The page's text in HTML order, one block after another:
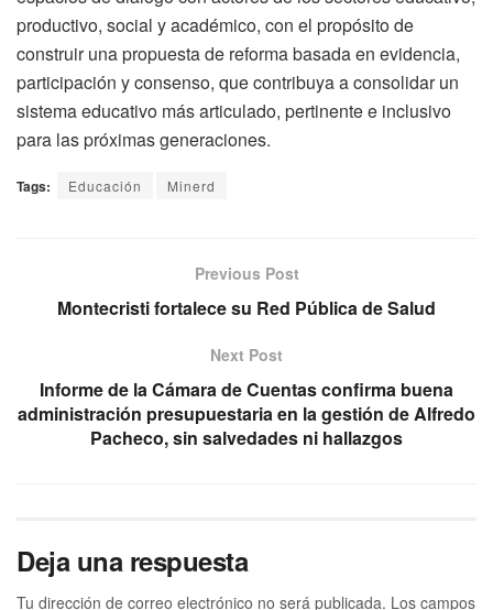
productivo, social y académico, con el propósito de
construir una propuesta de reforma basada en evidencia,
participación y consenso, que contribuya a consolidar un
sistema educativo más articulado, pertinente e inclusivo
para las próximas generaciones.
Tags: Educación Minerd
Previous Post
Montecristi fortalece su Red Pública de Salud
Next Post
Informe de la Cámara de Cuentas confirma buena
administración presupuestaria en la gestión de Alfredo
Pacheco, sin salvedades ni hallazgos
Deja una respuesta
Tu dirección de correo electrónico no será publicada. Los campos